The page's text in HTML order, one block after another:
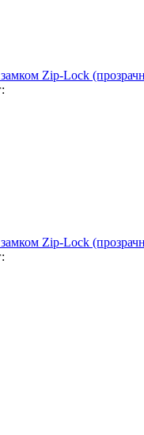
Zip-Lock
Zip-Lock